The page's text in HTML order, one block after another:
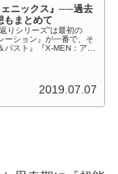
ニックス』──過去
もまとめて
りシリーズ”は最初の
ーション』が一番で、そ
スト』『X-MEN：アポ
2019.07.07